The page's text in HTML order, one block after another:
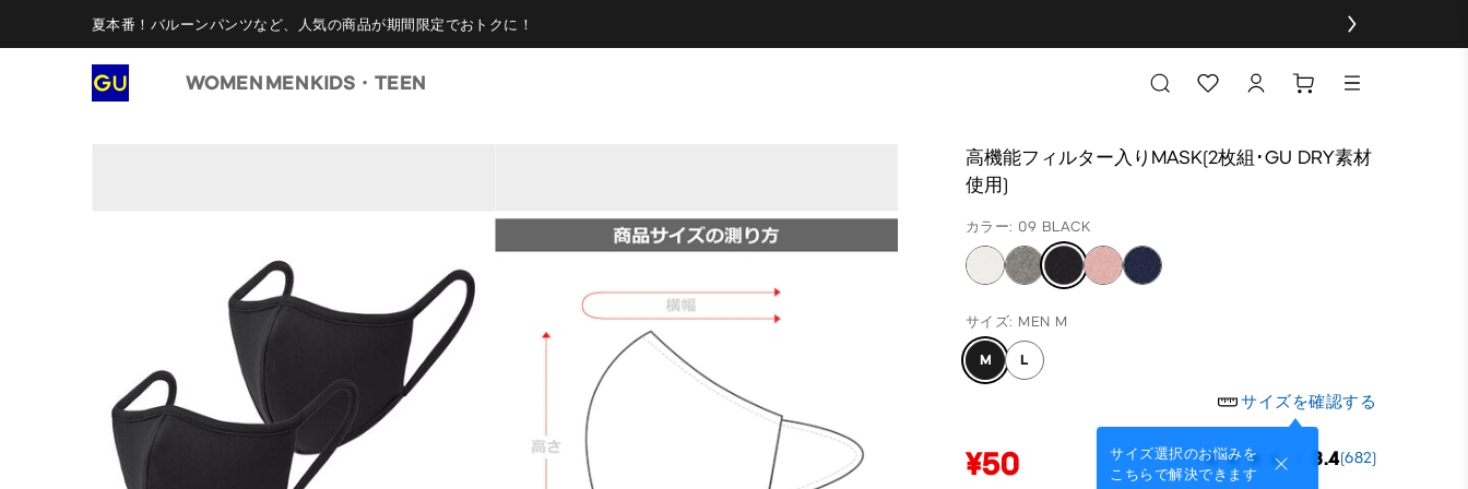
夏本番！バルーンパンツなど、人気の商品が期間限定でおトクに！
WOMEN MENKIDS・TEEN
高機能フィルター入りMASK(2枚組･GU DRY素材
使用)
カラー: 09 BLACK
サイズ: MEN M
M L
サイズを確認する
サイズ選択のお悩みを
こちらで解決できます
¥50 3.4(682)